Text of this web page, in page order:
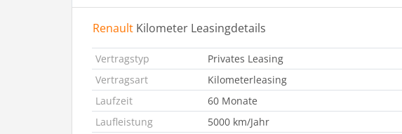
Renault Kilometer Leasingdetails
Vertragstyp
Privates Leasing
Vertragsart
Kilometerleasing
Laufzeit
60 Monate
Laufleistung
5000 km/Jahr